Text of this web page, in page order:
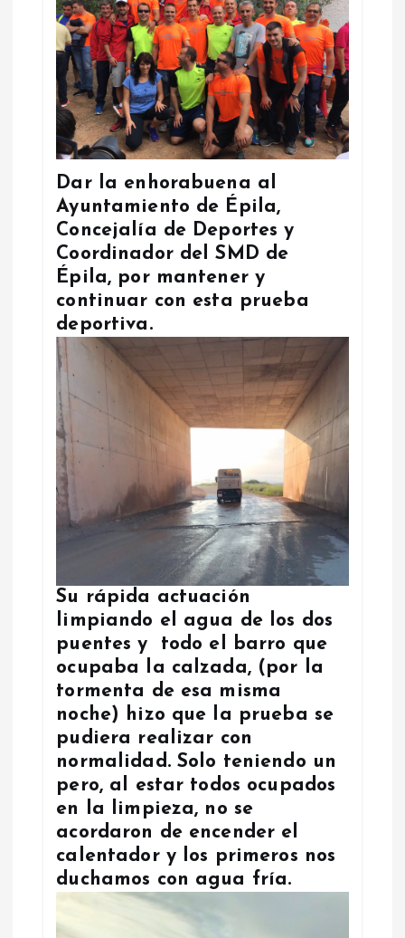
Dar la enhorabuena al
Ayuntamiento de Épila,
Concejalía de Deportes y
Coordinador del SMD de
Épila, por mantener y
continuar con esta prueba
deportiva.
Su rápida actuación
limpiando el agua de los dos
puentes y todo el barro que
ocupaba la calzada, (por la
tormenta de esa misma
noche) hizo que la prueba se
pudiera realizar con
normalidad. Solo teniendo un
pero, al estar todos ocupados
en la limpieza, no se
acordaron de encender el
calentador y los primeros nos
duchamos con agua fría.